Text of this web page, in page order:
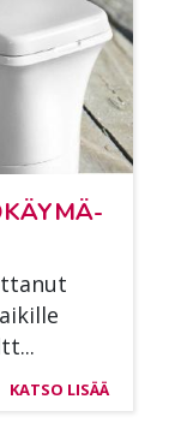
KATSO LISÄÄ